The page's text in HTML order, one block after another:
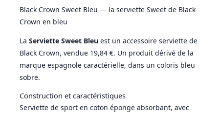
Black Crown Sweet Bleu — la serviette Sweet de Black
Crown en bleu
La Serviette Sweet Bleu est un accessoire serviette de
Black Crown, vendue 19,84 €. Un produit dérivé de la
marque espagnole caractérielle, dans un coloris bleu
sobre.
Construction et caractéristiques
Serviette de sport en coton éponge absorbant, avec